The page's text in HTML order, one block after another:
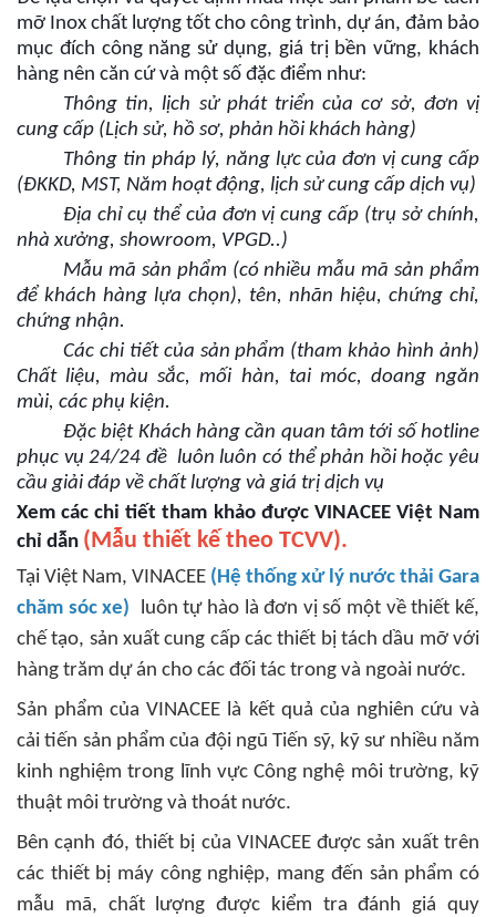
mỡ Inox chất lượng tốt cho công trình, dự án, đảm bảo
mục đích công năng sử dụng, giá trị bền vững, khách
hàng nên căn cứ và một số đặc điểm như:
Thông tin, lịch sử phát triển của cơ sở, đơn vị
cung cấp (Lịch sử, hồ sơ, phản hồi khách hàng)
Thông tin pháp lý, năng lực của đơn vị cung cấp
(ĐKKD, MST, Năm hoạt động, lịch sử cung cấp dịch vụ)
Địa chỉ cụ thể của đơn vị cung cấp (trụ sở chính,
nhà xưởng, showroom, VPGD..)
Mẫu mã sản phẩm (có nhiều mẫu mã sản phẩm
để khách hàng lựa chọn), tên, nhãn hiệu, chứng chỉ,
chứng nhận.
Các chi tiết của sản phẩm (tham khảo hình ảnh)
Chất liệu, màu sắc, mối hàn, tai móc, doang ngăn
mùi, các phụ kiện.
Đặc biệt Khách hàng cần quan tâm tới số hotline
phục vụ 24/24 đề luôn luôn có thể phản hồi hoặc yêu
cầu giải đáp về chất lượng và giá trị dịch vụ
Xem các chi tiết tham khảo được VINACEE Việt Nam
chỉ dẫn (Mẫu thiết kế theo TCVV).
Tại Việt Nam, VINACEE (Hệ thống xử lý nước thải Gara
chăm sóc xe) luôn tự hào là đơn vị số một về thiết kế,
chế tạo, sản xuất cung cấp các thiết bị tách dầu mỡ với
hàng trăm dự án cho các đối tác trong và ngoài nước.
Sản phẩm của VINACEE là kết quả của nghiên cứu và
cải tiến sản phẩm của đội ngũ Tiến sỹ, kỹ sư nhiều năm
kinh nghiệm trong lĩnh vực Công nghệ môi trường, kỹ
thuật môi trường và thoát nước.
Bên cạnh đó, thiết bị của VINACEE được sản xuất trên
các thiết bị máy công nghiệp, mang đến sản phẩm có
mẫu mã, chất lượng được kiểm tra đánh giá quy